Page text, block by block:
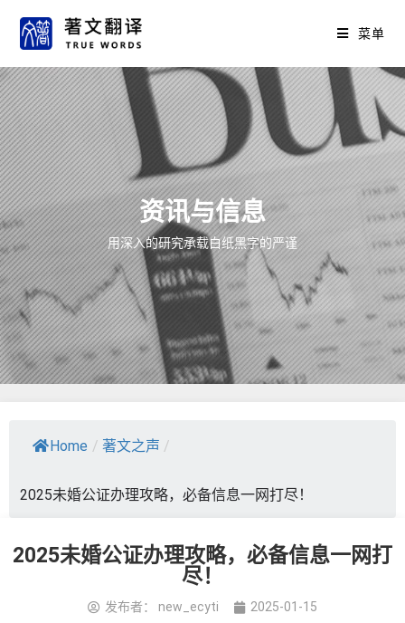
菜单
资讯与信息
用深入的研究承载白纸黑字的严谨
Home / 著文之声 /
2025未婚公证办理攻略，必备信息一网打尽！
2025未婚公证办理攻略，必备信息一网打
尽！
发布者： new_ecyti 2025-01-15